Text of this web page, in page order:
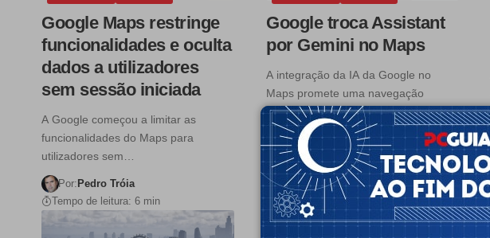
Google Maps restringe
funcionalidades e oculta
dados a utilizadores
sem sessão iniciada
A Google começou a limitar as
funcionalidades do Maps para
utilizadores sem…
Por:Pedro Tróia
Tempo de leitura: 6 min
Google troca Assistant
por Gemini no Maps
A integração da IA da Google no
Maps promete uma navegação
mais…
Por: Pedro Tróia
Tempo de leitura: 2 min